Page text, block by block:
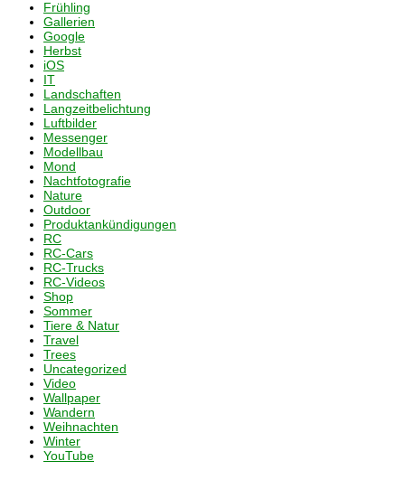
Frühling
Gallerien
Google
Herbst
iOS
IT
Landschaften
Langzeitbelichtung
Luftbilder
Messenger
Modellbau
Mond
Nachtfotografie
Nature
Outdoor
Produktankündigungen
RC
RC-Cars
RC-Trucks
RC-Videos
Shop
Sommer
Tiere & Natur
Travel
Trees
Uncategorized
Video
Wallpaper
Wandern
Weihnachten
Winter
YouTube